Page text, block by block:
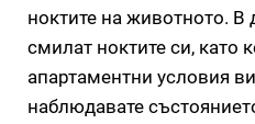
ноктите на животното. В
смилат ноктите си, като
апартаментни условия
наблюдавате